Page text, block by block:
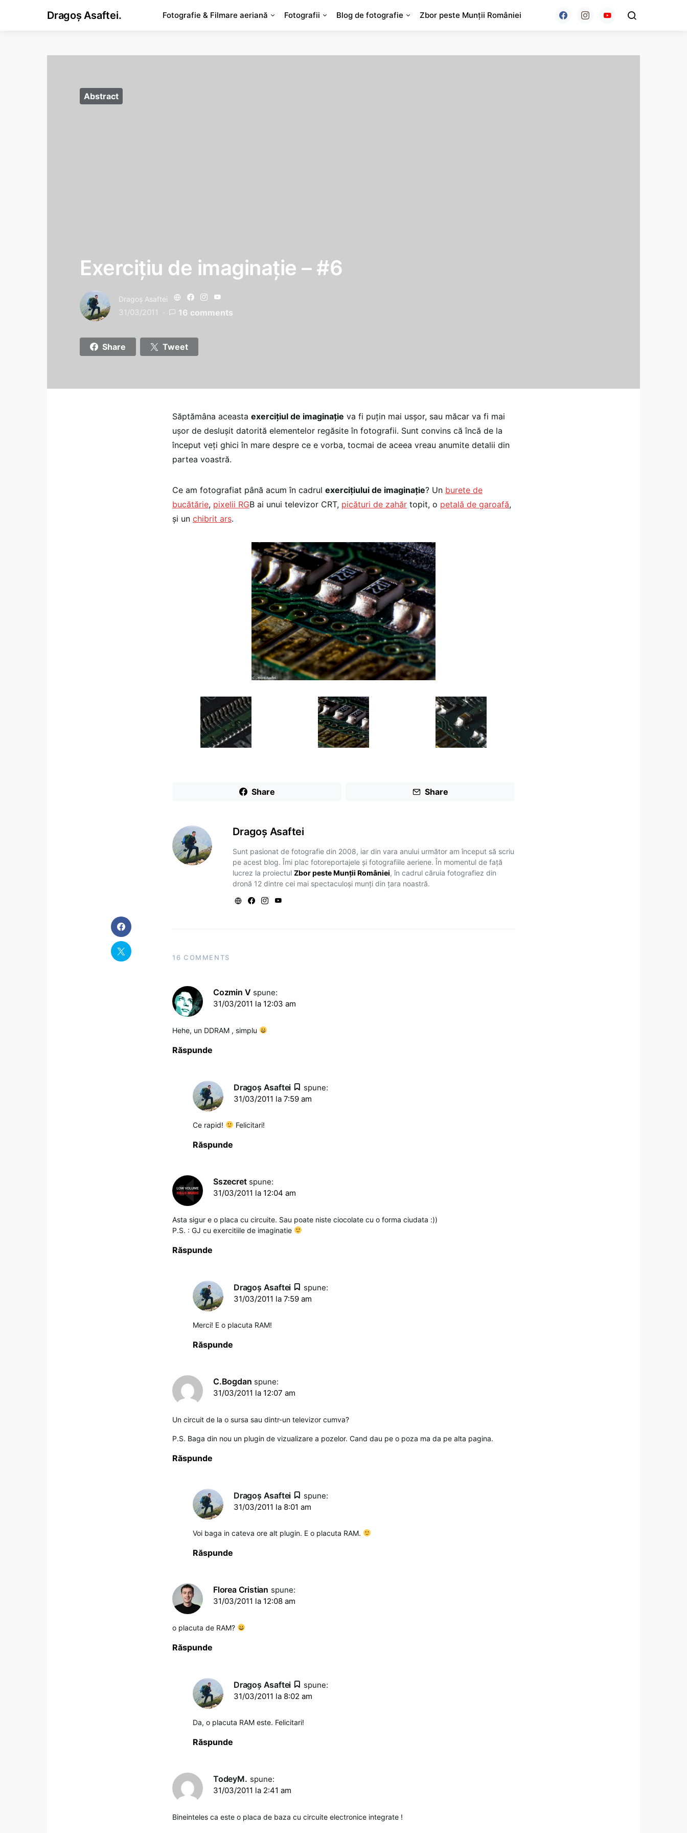
Dragoș Asaftei. Fotografie & Filmare aeriană Fotografii Blog de fotografie Zbor peste Munții României
Abstract
Exerciţiu de imaginaţie – #6
Dragoş Asaftei
31/03/2011 16 comments
Share Tweet
Săptămâna aceasta exerciţiul de imaginaţie va fi puţin mai usşor, sau măcar va fi mai
uşor de desluşit datorită elementelor regăsite în fotografii. Sunt convins că încă de la
început veţi ghici în mare despre ce e vorba, tocmai de aceea vreau anumite detalii din
partea voastră.
Ce am fotografiat până acum în cadrul exerciţiului de imaginaţie? Un burete de
bucătărie, pixelii RGB ai unui televizor CRT, picături de zahăr topit, o petală de garoafă,
şi un chibrit ars.
Share Share
Dragoş Asaftei
Sunt pasionat de fotografie din 2008, iar din vara anului următor am început să scriu
pe acest blog. Îmi plac fotoreportajele și fotografiile aeriene. În momentul de față
lucrez la proiectulZbor peste Munții României, în cadrul căruia fotografiez din
dronă 12 dintre cei mai spectaculoși munți din țara noastră.
16 COMMENTS
Cozmin V spune:
31/03/2011 la 12:03 am
Hehe, un DDRAM , simplu
Răspunde
Dragoş Asaftei
spune:
31/03/2011 la 7:59 am
Ce rapid! Felicitari!
Răspunde
Sszecret spune:
31/03/2011 la 12:04 am
Asta sigur e o placa cu circuite. Sau poate niste ciocolate cu o forma ciudata :))
P.S. : GJ cu exercitiile de imaginatie
Răspunde
Dragoş Asaftei
spune:
31/03/2011 la 7:59 am
Merci! E o placuta RAM!
Răspunde
C.Bogdan spune:
31/03/2011 la 12:07 am
Un circuit de la o sursa sau dintr-un televizor cumva?
P.S. Baga din nou un plugin de vizualizare a pozelor. Cand dau pe o poza ma da pe alta pagina.
Răspunde
Dragoş Asaftei
spune:
31/03/2011 la 8:01 am
Voi baga in cateva ore alt plugin. E o placuta RAM.
Răspunde
Florea Cristian spune:
31/03/2011 la 12:08 am
o placuta de RAM?
Răspunde
Dragoş Asaftei
spune:
31/03/2011 la 8:02 am
Da, o placuta RAM este. Felicitari!
Răspunde
TodeyM. spune:
31/03/2011 la 2:41 am
Bineinteles ca este o placa de baza cu circuite electronice integrate !